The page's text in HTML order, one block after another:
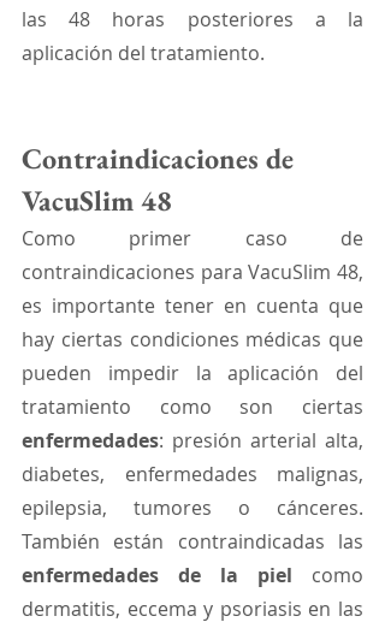
las 48 horas posteriores a la
aplicación del tratamiento.
Contraindicaciones de
VacuSlim 48
Como primer caso de
contraindicaciones para VacuSlim 48,
es importante tener en cuenta que
hay ciertas condiciones médicas que
pueden impedir la aplicación del
enfermedades: presión arterial alta,
diabetes, enfermedades malignas,
epilepsia, tumores o cánceres.
enfermedades de la piel como
dermatitis, eccema y psoriasis en las